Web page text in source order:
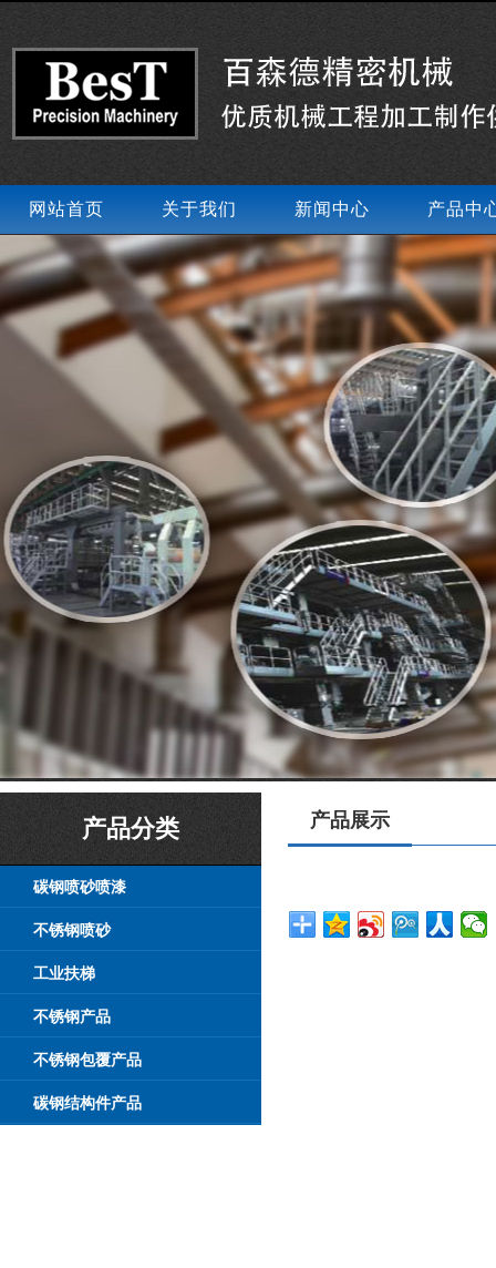
网站首页 关于我们 新闻中心 产品中
产品分类
碳钢喷砂喷漆
不锈钢喷砂
工业扶梯
不锈钢产品
不锈钢包覆产品
碳钢结构件产品
产品展示